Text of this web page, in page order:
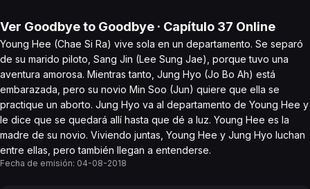
Ver Goodbye to Goodbye · Capítulo 37 Online
Young Hee (Chae Si Ra) vive sola en un departamento. Se separó
de su marido piloto, Sang Jin (Lee Sung Jae), porque tuvo una
aventura amorosa. Mientras tanto, Jung Hyo (Jo Bo Ah) está
embarazada, pero su novio Min Soo (Jun) quiere que ella se
practique un aborto. Jung Hyo va al departamento de Young Hee y
le dice que se quedará allí hasta que dé a luz. Young Hee es la
madre de su novio. Viviendo juntas, Young Hee y Jung Hyo luchan
entre ellas, pero también llegan a entenderse.
Fecha de emisión: 04-08-2018